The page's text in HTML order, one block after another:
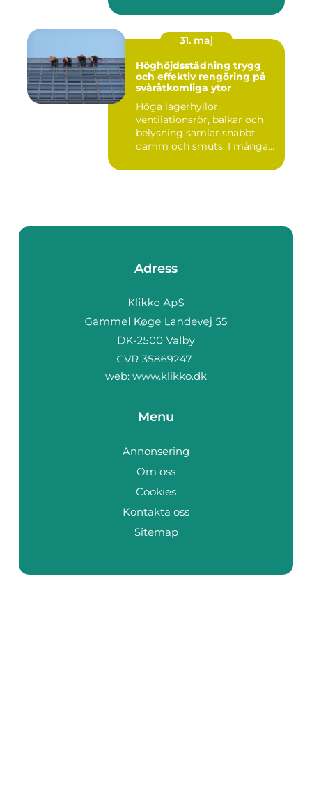
31. maj
Höghöjdsstädning trygg
och effektiv rengöring på
svåråtkomliga ytor
Höga lagerhyllor,
ventilationsrör, balkar och
belysning samlar snabbt
damm och smuts. I många
Adress
web: www.klikko.dk
Menu
Annonsering
Om oss
Cookies
Kontakta oss
Sitemap